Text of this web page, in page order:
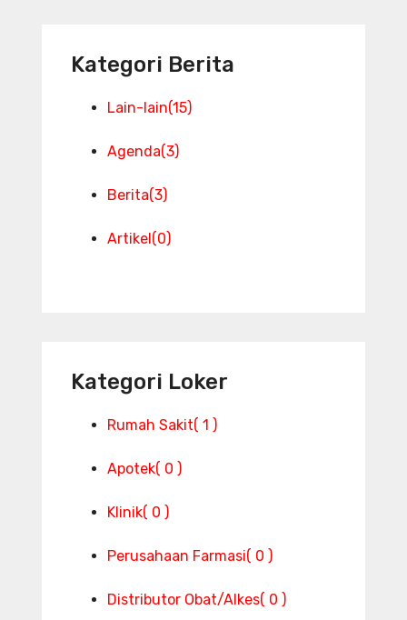
Kategori Berita
Lain-lain(15)
Agenda(3)
Berita(3)
Artikel(0)
Kategori Loker
Rumah Sakit( 1 )
Apotek( 0 )
Klinik( 0 )
Perusahaan Farmasi( 0 )
Distributor Obat/Alkes( 0 )